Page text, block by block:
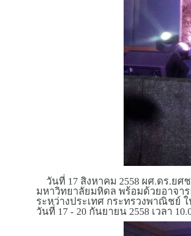
วันที่ 17 สิงหาคม 2558 ผศ.ดร.ย
มหาวิทยาลัยมหิดล พร้อมด้วยอาจา
ระหว่างประเทศ กระทรวงพาณิชย์ ใ
วันที่ 17 - 20 กันยายน 2558 เวลา